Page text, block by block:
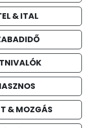
& ITAL
& MOZGÁS